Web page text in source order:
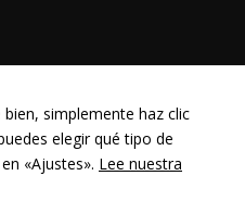
simplemente haz clic
elegir qué tipo de
«Ajustes». Lee nuestra